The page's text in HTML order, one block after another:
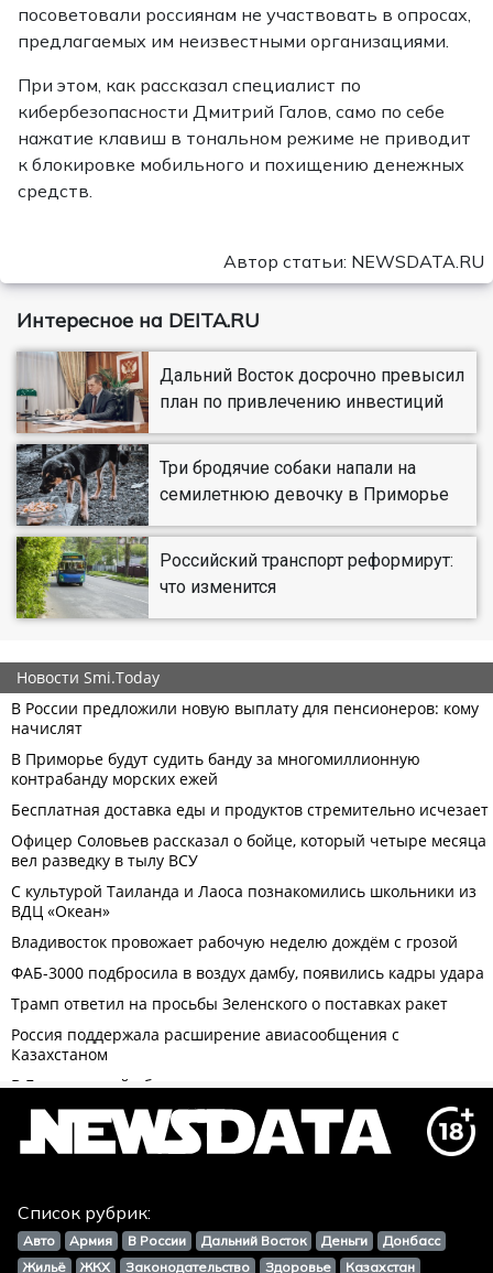
посоветовали россиянам не участвовать в опросах,
предлагаемых им неизвестными организациями.
При этом, как рассказал специалист по
кибербезопасности Дмитрий Галов, само по себе
нажатие клавиш в тональном режиме не приводит
к блокировке мобильного и похищению денежных
средств.
Автор статьи: NEWSDATA.RU
Интересное на DEITA.RU
Дальний Восток досрочно превысил
план по привлечению инвестиций
Три бродячие собаки напали на
семилетнюю девочку в Приморье
Российский транспорт реформирут:
что изменится
Список рубрик:
Авто Армия В России Дальний Восток Деньги
Донбасс
Жильё
ЖКХ Законодательство Здоровье Казахстан